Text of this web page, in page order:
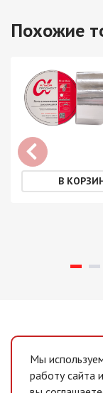
Похожие
Мы
работу сайта